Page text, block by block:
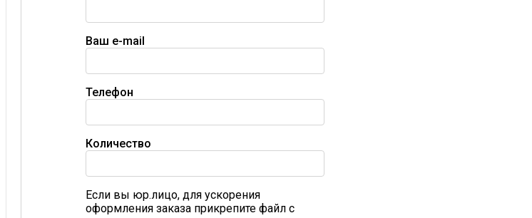
Ваш e-mail
Телефон
Количество
Если вы юр.лицо, для ускорения
оформления заказа прикрепите файл с